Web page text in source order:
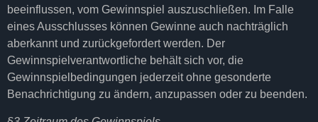
beeinflussen, vom Gewinnspiel auszuschließen. Im Falle
eines Ausschlusses können Gewinne auch nachträglich
aberkannt und zurückgefordert werden. Der
Gewinnspielverantwortliche behält sich vor, die
Gewinnspielbedingungen jederzeit ohne gesonderte
Benachrichtigung zu ändern, anzupassen oder zu beenden.